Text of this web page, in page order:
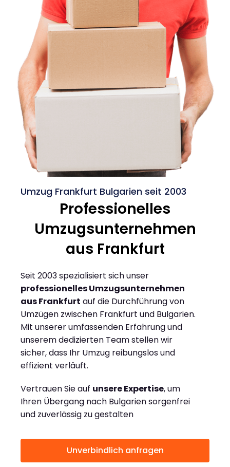
Umzug Frankfurt Bulgarien seit 2003
Professionelles
Umzugsunternehmen
aus Frankfurt
Seit 2003 spezialisiert sich unser
professionelles Umzugsunternehmen
aus Frankfurt auf die Durchführung von
Umzügen zwischen Frankfurt und Bulgarien.
Mit unserer umfassenden Erfahrung und
unserem dedizierten Team stellen wir
sicher, dass Ihr Umzug reibungslos und
effizient verläuft.
Vertrauen Sie auf unsere Expertise, um
Ihren Übergang nach Bulgarien sorgenfrei
und zuverlässig zu gestalten
Unverbindlich anfragen